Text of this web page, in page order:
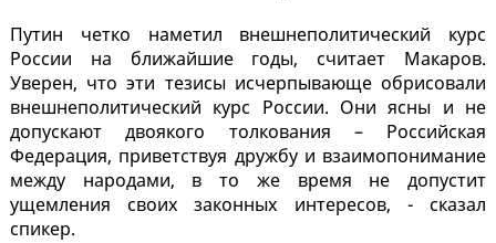
Путин четко наметил внешнеполитический курс
России на ближайшие годы, считает Макаров.
Уверен, что эти тезисы исчерпывающе обрисовали
внешнеполитический курс России. Они ясны и не
допускают двоякого толкования – Российская
Федерация, приветствуя дружбу и взаимопонимание
между народами, в то же время не допустит
ущемления своих законных интересов, - сказал
спикер.